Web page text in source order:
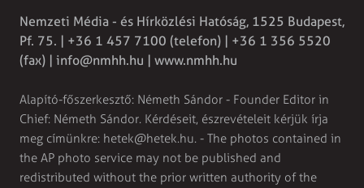
Nemzeti Média - és Hírközlési Hatóság, 1525 Budapest,
Pf. 75. | +36 1 457 7100 (telefon) | +36 1 356 5520
(fax) | info@nmhh.hu | www.nmhh.hu
Alapító-főszerkesztő: Németh Sándor - Founder Editor in
Chief: Németh Sándor. Kérdéseit, észrevételeit kérjük írja
meg címünkre: hetek@hetek.hu. - The photos contained in
the AP photo service may not be published and
redistributed without the prior written authority of the